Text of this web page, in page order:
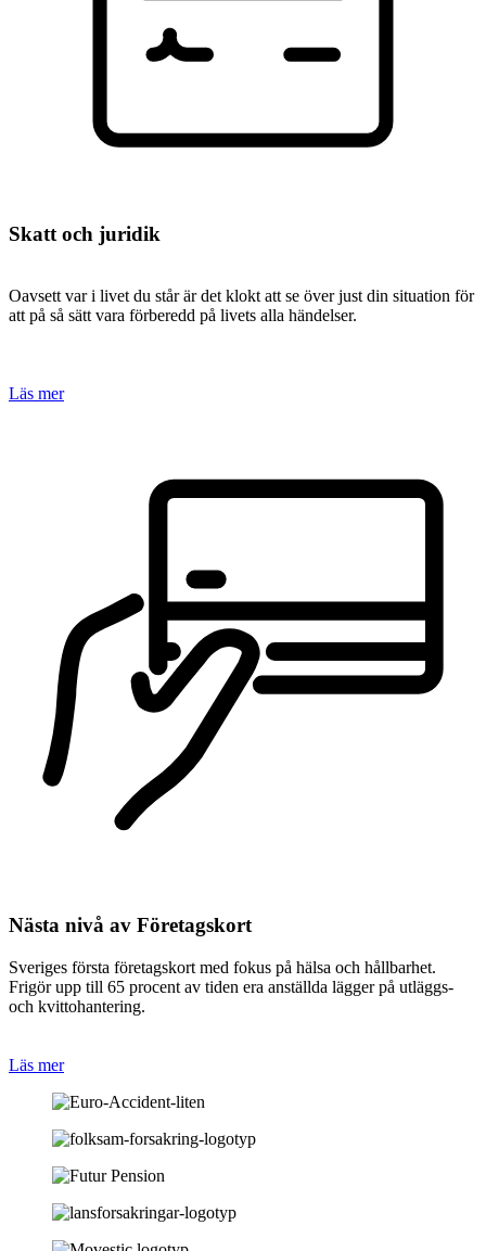
Skatt och juridik
Oavsett var i livet du står är det klokt att se över just din situation för
att på så sätt vara förberedd på livets alla händelser.
Läs mer
Nästa nivå av Företagskort
Sveriges första företagskort med fokus på hälsa och hållbarhet.
Frigör upp till 65 procent av tiden era anställda lägger på utläggs-
och kvittohantering.
Läs mer